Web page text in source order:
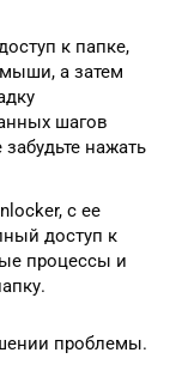
к папке,
а затем
шагов
нажать
с ее
доступ к
процессы и
проблемы.